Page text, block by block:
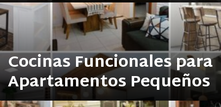
Cocinas Funcionales para
Apartamentos Pequeños